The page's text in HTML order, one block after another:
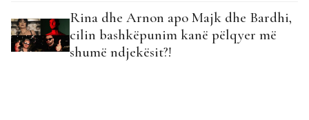
Rina dhe Arnon apo Majk dhe Bardhi,
cilin bashkëpunim kanë pëlqyer më
shumë ndjekësit?!